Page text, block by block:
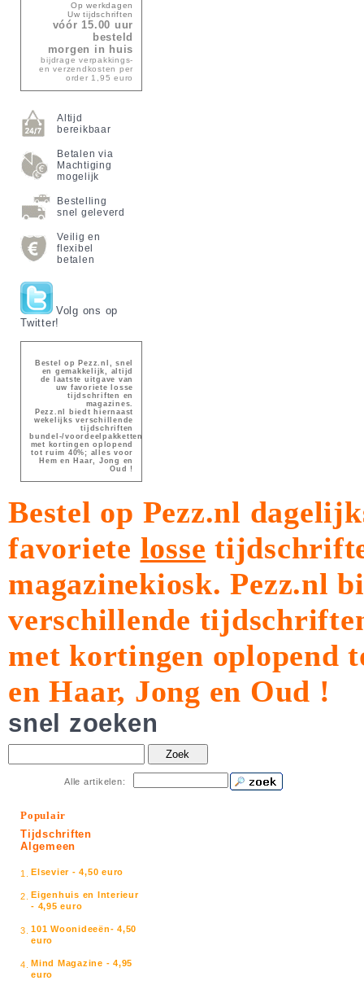
Op werkdagen
Uw tijdschriften
vóór 15.00 uur
besteld
morgen in huis
bijdrage verpakkings-
en verzendkosten per
order 1,95 euro
Altijd
bereikbaar
Betalen via
Machtiging
mogelijk
Bestelling
snel geleverd
Veilig en
flexibel
betalen
Volg ons op
Twitter!
Bestel op Pezz.nl, snel
en gemakkelijk, altijd
de laatste uitgave van
uw favoriete losse
tijdschriften en
magazines.
Pezz.nl biedt hiernaast
wekelijks verschillende
tijdschriften
bundel-/voordeelpakketten
met kortingen oplopend
tot ruim 40%; alles voor
Hem en Haar, Jong en
Oud !
Bestel op Pezz.nl
favoriete losse
magazinekiosk.Pezz.nl
verschillende
met kortingen oplopend
en Haar, Jong en Oud !
snel zoeken
Zoek
Alle artikelen:
Populair
Tijdschriften
Algemeen
1. Elsevier - 4,50 euro
2. Eigenhuis en Interieur
- 4,95 euro
3. 101 Woonideeën- 4,50
euro
4. Mind Magazine - 4,95
euro